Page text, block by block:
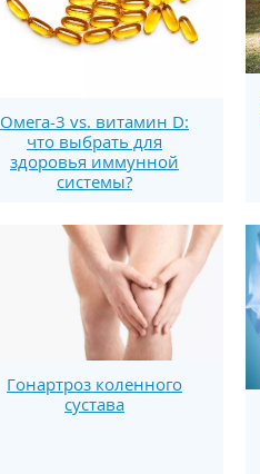
Омега-3 vs. витамин D:
что выбрать для
здоровья иммунной
системы?
Гонартроз коленного
сустава